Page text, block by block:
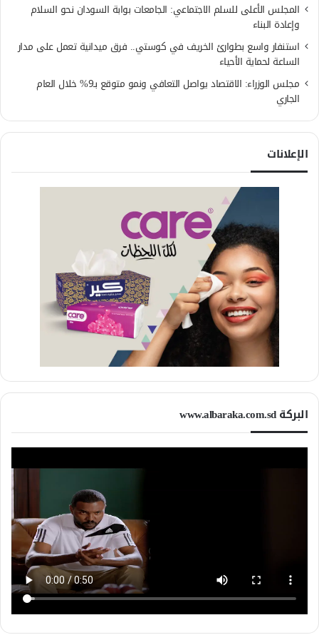
المجلس الأعلى للسلم الاجتماعي: الجامعات بوابة السودان نحو السلام
وإعادة البناء
استنفار واسع بطوارئ الخريف في كوستي.. فرق ميدانية تعمل على مدار
الساعة لحماية الأحياء
مجلس الوزراء: الاقتصاد يواصل التعافي ونمو متوقع بـ9% خلال العام
الجاري
الإعلانات
البركة www.albaraka.com.sd